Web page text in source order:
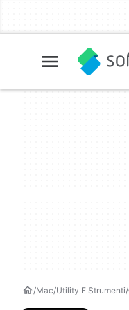
Mac Utility E Strumenti